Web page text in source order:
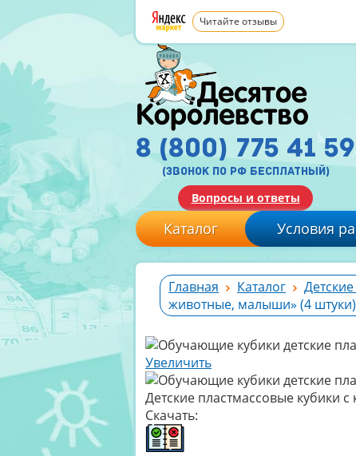
Читайте отзывы
8 (800) 775 41 59
(звонок по рф бесплатный)
Вопросы и ответы
Каталог Условия
Главная Каталог
животные, малыши» (4 штуки)
Увеличить
Детские пластмассовые кубики
Скачать: